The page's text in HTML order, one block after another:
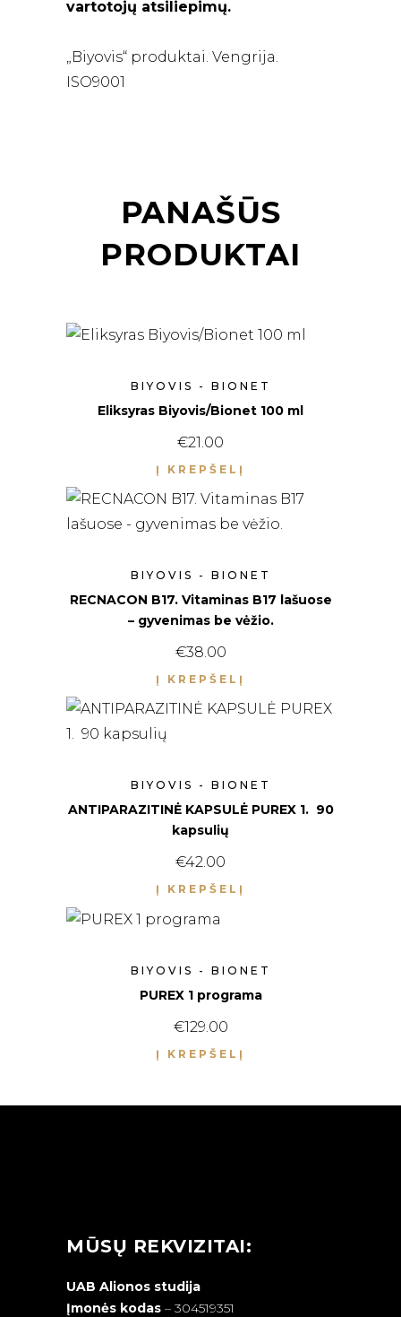
vartotojų atsiliepimų.
„Biyovis“ produktai. Vengrija.
ISO9001
PANAŠŪS
PRODUKTAI
BIYOVIS - BIONET
Eliksyras Biyovis/Bionet 100 ml
€21.00
Į KREPŠELĮ
BIYOVIS - BIONET
RECNACON B17. Vitaminas B17 lašuose
– gyvenimas be vėžio.
€38.00
Į KREPŠELĮ
BIYOVIS - BIONET
ANTIPARAZITINĖ KAPSULĖ PUREX 1. 90
kapsulių
€42.00
Į KREPŠELĮ
BIYOVIS - BIONET
PUREX 1 programa
€129.00
Į KREPŠELĮ
MŪSŲ REKVIZITAI:
UAB Alionos studija
Įmonės kodas – 304519351